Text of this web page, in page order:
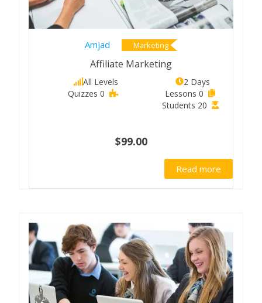
Marketing
Amjad
Affiliate Marketing
2 Days
All Levels
0 Lessons
0 Quizzes
20 Students
$99.00
Read more